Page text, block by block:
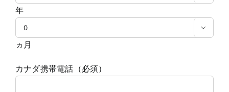
年

ヵ月
カナダ携帯電話（必須）